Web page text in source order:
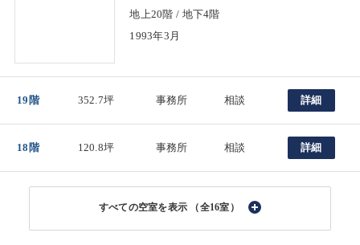
地上20階 / 地下4階
1993年3月
19階 352.7坪 事務所 相談 詳細
18階 120.8坪 事務所 相談 詳細
（全16室）